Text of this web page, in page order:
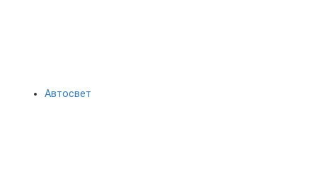
Автосвет